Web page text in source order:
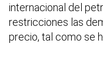
internacional del
restricciones las
precio, tal como se